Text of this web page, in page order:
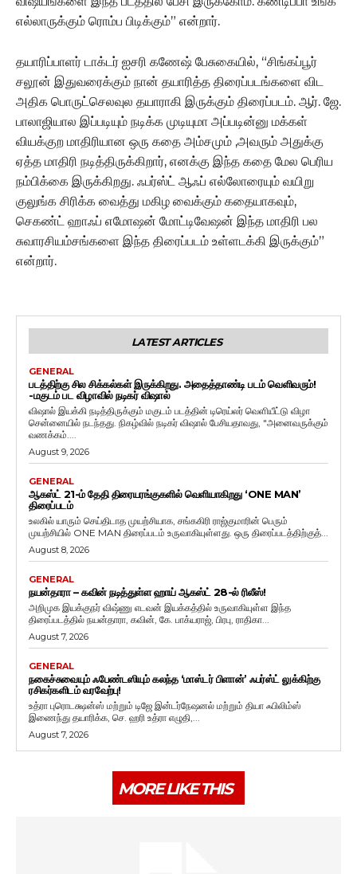
எல்லாருக்கும் ரொம்ப பிடிக்கும்” என்றார்.
தயாரிப்பாளர் டாக்டர் ஐசரி கணேஷ் பேசுகையில், “சிங்கப்பூர்
சலூன் இதுவரைக்கும் நான் தயாரித்த திரைப்படங்களை விட
அதிக பொருட்செலவுல தயாராகி இருக்கும் திரைப்படம். ஆர். ஜே.
பாலாஜியால இப்படியும் நடிக்க முடியுமா அப்படின்னு மக்கள்
வியக்குற மாதிரியான ஒரு கதை அம்சமும் ,அவரும் அதுக்கு
ஏத்த மாதிரி நடித்திருக்கிறார், எனக்கு இந்த கதை மேல பெரிய
நம்பிக்கை இருக்கிறது. ஃபர்ஸ்ட் ஆஃப் எல்லோரையும் வயிறு
குலுங்க சிரிக்க வைத்து மகிழ வைக்கும் கதையாகவும்,
செகண்ட் ஹாஃப் எமோஷன் மோட்டிவேஷன் இந்த மாதிரி பல
சுவாரசியம்சங்களை இந்த திரைப்படம் உள்ளடக்கி இருக்கும்”
என்றார்.
LATEST ARTICLES
GENERAL
படத்திற்கு சில சிக்கல்கள் இருக்கிறது. அதைத்தாண்டி படம் வெளிவரும்!
-மகுடம் பட விழாவில் நடிகர் விஷால்
விஷால் இயக்கி நடித்திருக்கும் மகுடம் படத்தின் டிரெய்லர் வெளியீட்டு விழா
சென்னையில் நடந்தது. நிகழ்வில் நடிகர் விஷால் பேசியதாவது, "அனைவருக்கும்
வணக்கம்....
August 9, 2026
GENERAL
ஆகஸ்ட் 21-ம் தேதி திரையரங்குகளில் வெளியாகிறது ‘ONE MAN’
திரைப்படம்
உலகில் யாரும் செய்திடாத முயற்சியாக, சங்ககிரி ராஜ்குமாரின் பெரும்
முயற்சியில் ONE MAN திரைப்படம் உருவாகியுள்ளது. ஒரு திரைப்படத்திற்குத்...
August 8, 2026
GENERAL
நயன்தாரா – கவின் நடித்துள்ள ஹாய் ஆகஸ்ட் 28-ல் ரிலீஸ்!
அறிமுக இயக்குநர் விஷ்ணு எடவன் இயக்கத்தில் உருவாகியுள்ள இந்த
திரைப்படத்தில் நயன்தாரா, கவின், கே. பாக்யராஜ், பிரபு, ராதிகா...
August 7, 2026
GENERAL
நகைச்சுவையும் ஃபேண்டஸியும் கலந்த ‘மாஸ்டர் பிளான்’ ஃபர்ஸ்ட் லுக்கிற்கு
ரசிகர்களிடம் வரவேற்பு!
உத்ரா புரொடக்ஷன்ஸ் மற்றும் டிஜே இன்டர்நேஷனல் மற்றும் தியா ஃபிலிம்ஸ்
இணைந்து தயாரிக்க, செ. ஹரி உத்ரா எழுதி,...
August 7, 2026
MORE LIKE THIS